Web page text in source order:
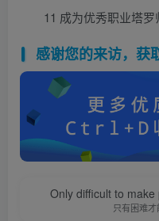
11 成为优秀职业塔
感谢您的来访，获
Only difficult to
只有困难